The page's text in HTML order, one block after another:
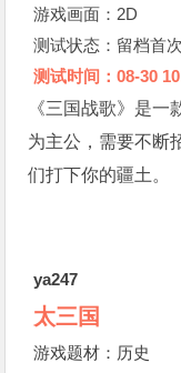
游戏画面：2D
测试状态：留档首
测试时间：08-30
《三国战歌》是
为主公，需要不断
们打下你的疆土。
ya247
太三国
游戏题材：历史